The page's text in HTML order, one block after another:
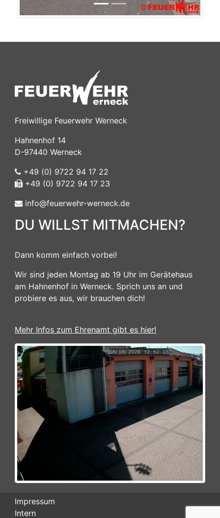
Freiwillige Feuerwehr Werneck
Hahnenhof 14
D-97440 Werneck
+49 (0) 9722 94 17 22
+49 (0) 9722 94 17 23
info@feuerwehr-werneck.de
DU WILLST MITMACHEN?
Dann komm einfach vorbei!
Wir sind jeden Montag ab 19 Uhr im Gerätehaus
am Hahnenhof in Werneck. Sprich uns an und
probiere es aus, wir brauchen dich!
Mehr Infos zum Ehrenamt gibt es hier!
Impressum
Intern